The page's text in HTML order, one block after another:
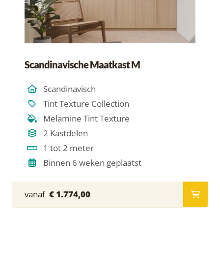
Scandinavische Maatkast M
Scandinavisch
Tint Texture Collection
Melamine Tint Texture
2 Kastdelen
1 tot 2 meter
Binnen 6 weken geplaatst
vanaf € 1.774,00